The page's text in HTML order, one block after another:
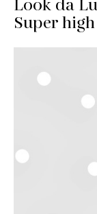
Look da
Super